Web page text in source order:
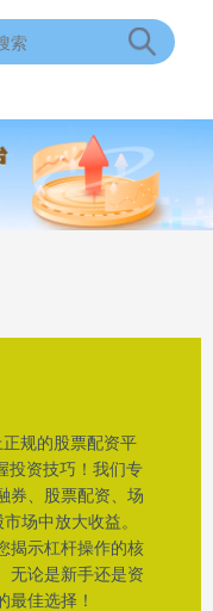
规的股票配资平
投资技巧！我们专
券、股票配资、场
场中放大收益。
揭示杠杆操作的核
无论是新手还是资
佳选择！